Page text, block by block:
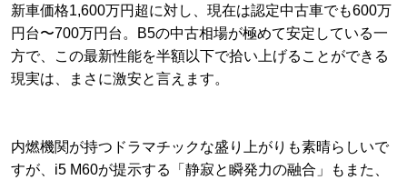
新車価格1,600万円超に対し、現在は認定中古車でも600万
円台〜700万円台。B5の中古相場が極めて安定している一
方で、この最新性能を半額以下で拾い上げることができる
現実は、まさに激安と言えます。
​内燃機関が持つドラマチックな盛り上がりも素晴らしいで
すが、i5 M60が提示する「静寂と瞬発力の融合」もまた、